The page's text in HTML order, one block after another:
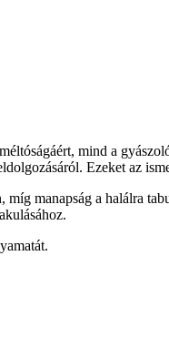
mind a
Ezeket az
manapság a halálra